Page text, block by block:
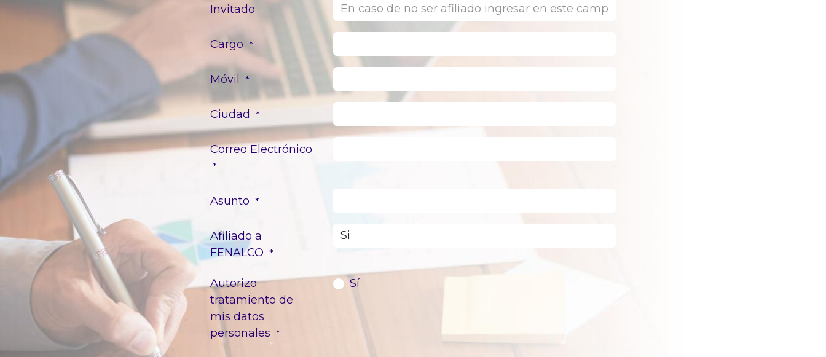
Invitado
Cargo *
Móvil *
Ciudad *
Correo Electrónico
*
Asunto *
Afiliado a
FENALCO *
Autorizo
tratamiento de
mis datos
personales *
Sí